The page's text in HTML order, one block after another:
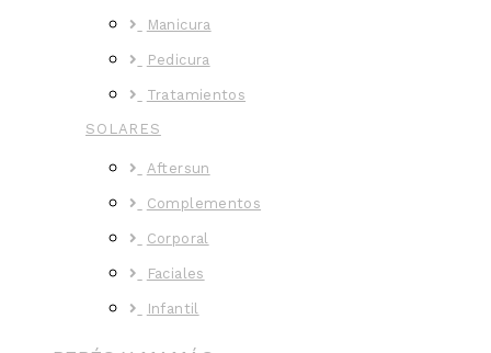
Manicura
Pedicura
Tratamientos
SOLARES
Aftersun
Complementos
Corporal
Faciales
Infantil